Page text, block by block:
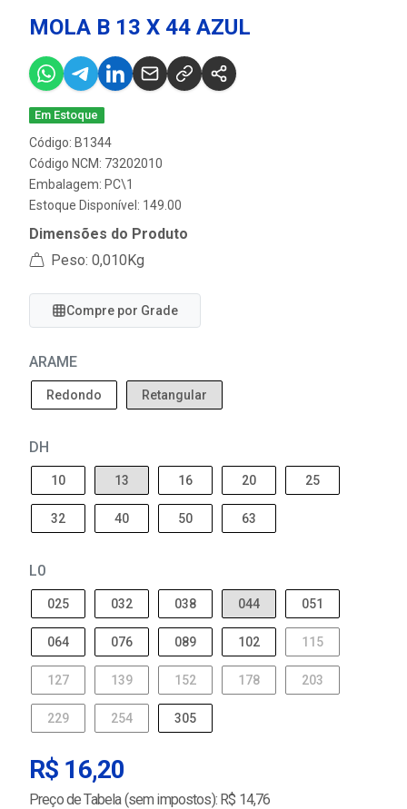
MOLA B 13 X 44 AZUL
Em Estoque
Código: B1344
Código NCM: 73202010
Embalagem: PC\1
Estoque Disponível: 149.00
Dimensões do Produto
Peso: 0,010Kg
Compre por Grade
ARAME
Redondo Retangular
DH
10 13 16 20 25
32 40 50 63
L0
025 032 038 044 051
064 076 089 102 115
127 139 152 178 203
229 254 305
R$ 16,20
Preço de Tabela (sem impostos): R$ 14,76